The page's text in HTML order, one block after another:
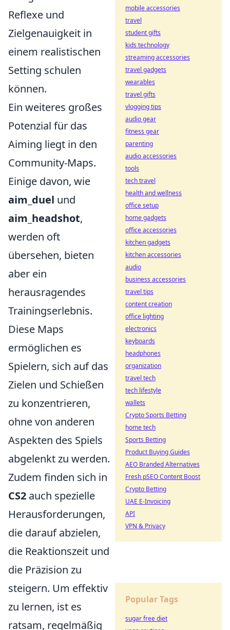
Reflexe und
Zielgenauigkeit in
einem realistischen
Setting schulen
können.
Ein weiteres großes
Potenzial für das
Aiming liegt in den
Community-Maps.
Einige davon, wie
aim_duel und
aim_headshot,
werden oft
übersehen, bieten
aber ein
herausragendes
Trainingserlebnis.
Diese Maps
ermöglichen es
Spielern, sich auf das
Zielen und Schießen
zu konzentrieren,
ohne von anderen
Aspekten des Spiels
abgelenkt zu werden.
Zudem finden sich in
CS2 auch spezielle
Herausforderungen,
die darauf abzielen,
die Reaktionszeit und
die Präzision zu
steigern. Um effektiv
zu lernen, ist es
ratsam, regelmäßig
mobile accessories
travel
student gifts
kids technology
streaming accessories
travel gadgets
wearables
travel gifts
vlogging tips
audio gear
fitness gear
parenting
audio accessories
tools
tech travel
health and wellness
office setup
home gadgets
office accessories
kitchen gadgets
kitchen accessories
audio
business accessories
travel tips
content creation
office lighting
electronics
keyboards
headphones
organization
travel tech
tech lifestyle
wallets
Crypto Sports Betting
home tech
Sports Betting
Product Buying Guides
AEO Branded Alternatives
Fresh pSEO Content Boost
Crypto Betting
UAE E-Invoicing
API
VPN & Privacy
Popular Tags
sugar free diet